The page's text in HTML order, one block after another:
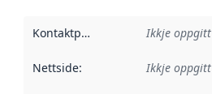
Kontaktpunkt Ikkje oppgitt
Nettside: Ikkje oppgitt